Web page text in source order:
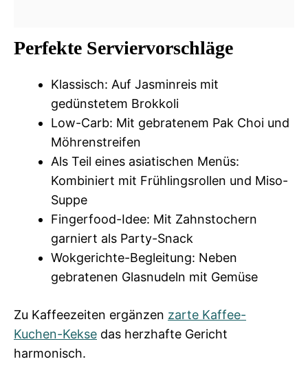
Perfekte Serviervorschläge
Klassisch: Auf Jasminreis mit
gedünstetem Brokkoli
Low-Carb: Mit gebratenem Pak Choi und
Möhrenstreifen
Als Teil eines asiatischen Menüs:
Kombiniert mit Frühlingsrollen und Miso-
Suppe
Fingerfood-Idee: Mit Zahnstochern
garniert als Party-Snack
Wokgerichte-Begleitung: Neben
gebratenen Glasnudeln mit Gemüse
Zu Kaffeezeiten ergänzen zarte Kaffee-
Kuchen-Kekse das herzhafte Gericht
harmonisch.